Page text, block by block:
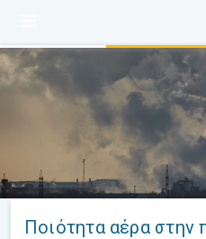
Ποιότητα αέρα στην